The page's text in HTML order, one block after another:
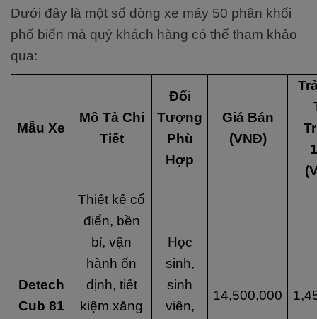
Dưới đây là một số dòng xe máy 50 phân khối
phổ biến mà quý khách hàng có thể tham khảo
qua:
Mẫu Xe
Mô Tả Chi
Tiết
Đối
Tượng
Phù
Hợp
Giá Bán
(VNĐ)
Detech
Cub 81
Thiết kế cổ
điển, bền
bỉ, vận
hành ổn
định, tiết
kiệm xăng
Học
sinh,
sinh
viên,
14,500,000